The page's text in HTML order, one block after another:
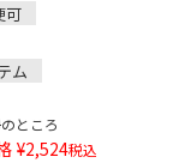
可
ム
のところ
¥2,524税込